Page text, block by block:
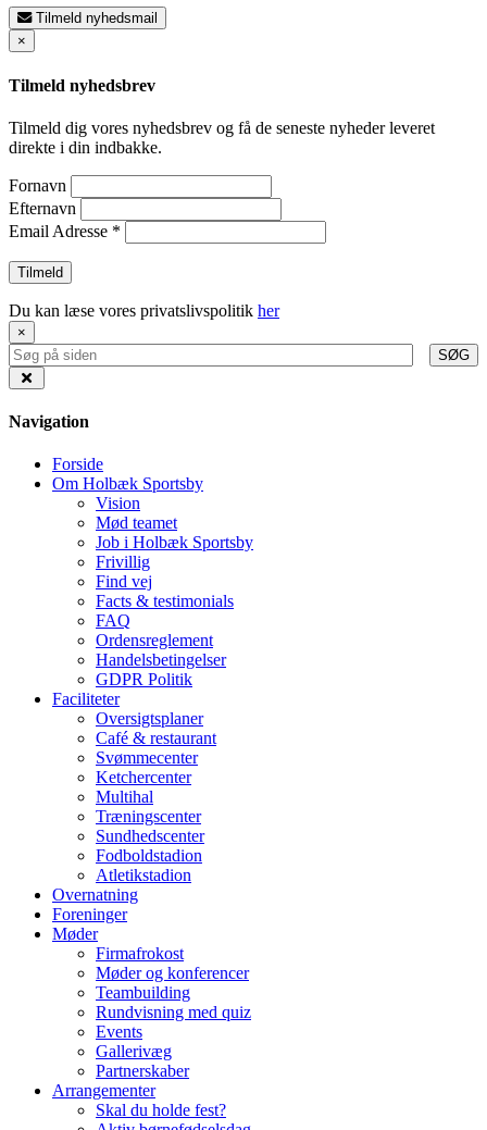
Tilmeld nyhedsmail
×
Tilmeld nyhedsbrev
Tilmeld dig vores nyhedsbrev og få de seneste nyheder leveret
direkte i din indbakke.
Fornavn
Efternavn
Email Adresse *
Du kan læse vores privatslivspolitik her
×
SØG
Navigation
Forside
Om Holbæk Sportsby
Vision
Mød teamet
Job i Holbæk Sportsby
Frivillig
Find vej
Facts & testimonials
FAQ
Ordensreglement
Handelsbetingelser
GDPR Politik
Faciliteter
Oversigtsplaner
Café & restaurant
Svømmecenter
Ketchercenter
Multihal
Træningscenter
Sundhedscenter
Fodboldstadion
Atletikstadion
Overnatning
Foreninger
Møder
Firmafrokost
Møder og konferencer
Teambuilding
Rundvisning med quiz
Events
Gallerivæg
Partnerskaber
Arrangementer
Skal du holde fest?